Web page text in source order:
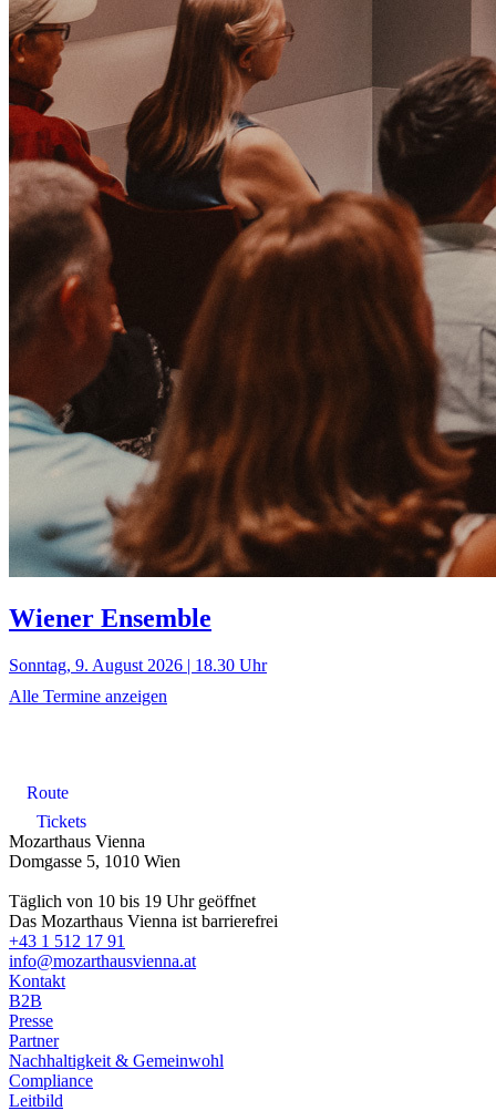
Wiener Ensemble
Sonntag, 9. August 2026 | 18.30 Uhr
Alle Termine anzeigen
Route
Tickets
Mozarthaus Vienna
Domgasse 5, 1010 Wien
Täglich von 10 bis 19 Uhr geöffnet
Das Mozarthaus Vienna ist barrierefrei
+43 1 512 17 91
info@mozarthausvienna.at
Kontakt
B2B
Presse
Partner
Nachhaltigkeit & Gemeinwohl
Compliance
Leitbild